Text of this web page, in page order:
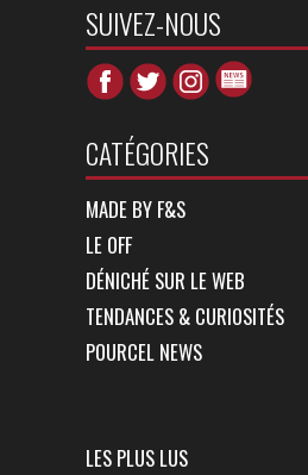
SUIVEZ-NOUS
CATÉGORIES
MADE BY F&S
LE OFF
DÉNICHÉ SUR LE WEB
TENDANCES & CURIOSITÉS
POURCEL NEWS
LES PLUS LUS